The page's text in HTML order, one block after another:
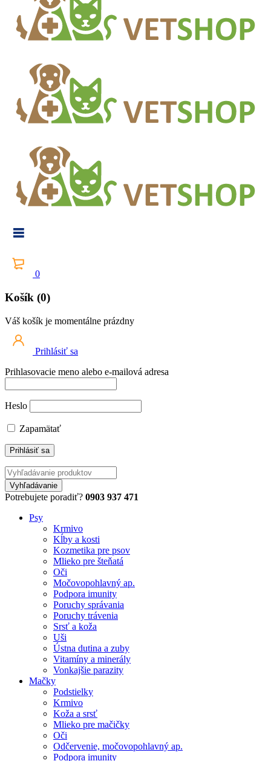
0
Košík (0)
Váš košík je momentálne prázdny
Prihlásiť sa
Prihlasovacie meno alebo e-mailová adresa
Heslo
Zapamätať
Potrebujete poradiť? 0903 937 471
Psy
Krmivo
Kĺby a kosti
Kozmetika pre psov
Mlieko pre šteňatá
Oči
Močovopohlavný ap.
Podpora imunity
Poruchy správania
Poruchy trávenia
Srsť a koža
Uši
Ústna dutina a zuby
Vitamíny a minerály
Vonkajšie parazity
Mačky
Podstielky
Krmivo
Koža a srsť
Mlieko pre mačičky
Oči
Odčervenie, močovopohlavný ap.
Podpora imunity